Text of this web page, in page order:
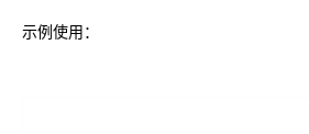
示例使用：